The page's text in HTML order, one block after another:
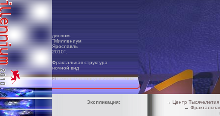
диплом:
"Миллениум
Ярославль
2010".
Фрактальная структура
ночной вид
©Семён Расторгуев 2003 — 2004
Экспликация: → Центр
→